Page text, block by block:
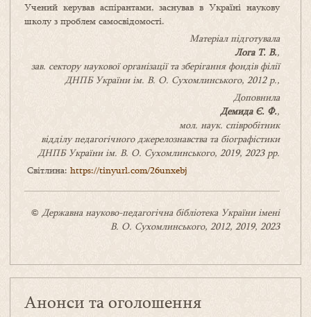
Учений керував аспірантами, заснував в Україні наукову
школу з проблем самосвідомості.
Матеріал підготувала
Лога Т. В.,
зав. сектору наукової організації та зберігання фондів філії
ДНПБ України ім. В. О. Сухомлинського, 2012 р.,
Доповнила
Демида Є. Ф.,
мол. наук. співробітник
відділу педагогічного джерелознавства та біографістики
ДНПБ України ім. В. О. Сухомлинського, 2019, 2023 рр.
Світлина: https://tinyurl.com/26unxebj
© Державна науково-педагогічна бібліотека України імені
В. О. Сухомлинського, 2012, 2019, 2023
Анонси та оголошення